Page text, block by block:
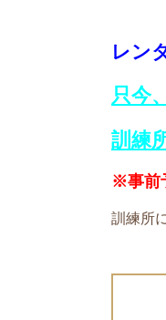
レン
只今
訓練
※事前
訓練所